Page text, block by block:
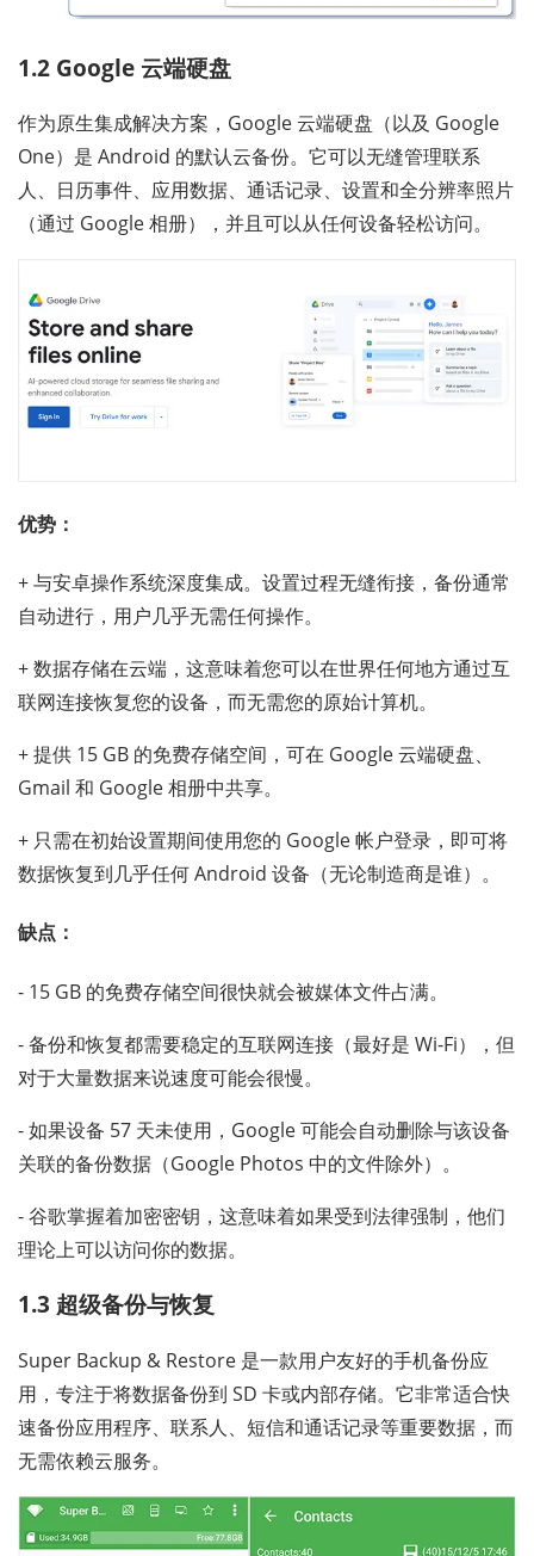
1.2 Google 云端硬盘
作为原生集成解决方案，Google 云端硬盘（以及 Google
One）是 Android 的默认云备份。它可以无缝管理联系
人、日历事件、应用数据、通话记录、设置和全分辨率照片
（通过 Google 相册），并且可以从任何设备轻松访问。
优势：
+ 与安卓操作系统深度集成。设置过程无缝衔接，备份通常
自动进行，用户几乎无需任何操作。
+ 数据存储在云端，这意味着您可以在世界任何地方通过互
联网连接恢复您的设备，而无需您的原始计算机。
+ 提供 15 GB 的免费存储空间，可在 Google 云端硬盘、
Gmail 和 Google 相册中共享。
+ 只需在初始设置期间使用您的 Google 帐户登录，即可将
数据恢复到几乎任何 Android 设备（无论制造商是谁）。
缺点：
- 15 GB 的免费存储空间很快就会被媒体文件占满。
- 备份和恢复都需要稳定的互联网连接（最好是 Wi-Fi），但
对于大量数据来说速度可能会很慢。
- 如果设备 57 天未使用，Google 可能会自动删除与该设备
关联的备份数据（Google Photos 中的文件除外）。
- 谷歌掌握着加密密钥，这意味着如果受到法律强制，他们
理论上可以访问你的数据。
1.3 超级备份与恢复
Super Backup & Restore 是一款用户友好的手机备份应
用，专注于将数据备份到 SD 卡或内部存储。它非常适合快
速备份应用程序、联系人、短信和通话记录等重要数据，而
无需依赖云服务。